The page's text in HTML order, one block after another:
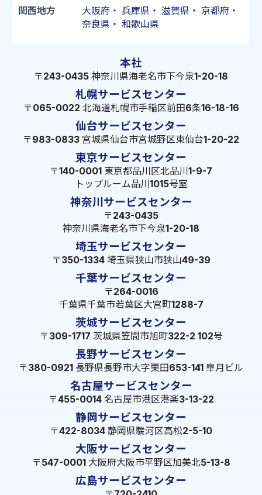
関西地方 大阪府 ・ 兵庫県 ・ 滋賀県 ・ 京都府 ・
奈良県 ・ 和歌山県
本社
〒243-0435 神奈川県海老名市下今泉1-20-18
札幌サービスセンター
〒065-0022 北海道札幌市手稲区前田6条16-18-16
仙台サービスセンター
〒983-0833 宮城県仙台市宮城野区東仙台1-20-22
東京サービスセンター
〒140-0001 東京都品川区北品川1-9-7
トップルーム品川1015号室
神奈川サービスセンター
〒243-0435
神奈川県海老名市下今泉1-20-18
埼玉サービスセンター
〒350-1334 埼玉県狭山市狭山49-39
千葉サービスセンター
〒264-0016
千葉県千葉市若葉区大宮町1288-7
茨城サービスセンター
〒309-1717 茨城県笠間市旭町322-2 102号
長野サービスセンター
〒380-0921 長野県長野市大字栗田653-141 皐月ビル
名古屋サービスセンター
〒455-0014 名古屋市港区港楽3-13-22
静岡サービスセンター
〒422-8034 静岡県駿河区高松2-5-10
大阪サービスセンター
〒547-0001 大阪府大阪市平野区加美北5-13-8
広島サービスセンター